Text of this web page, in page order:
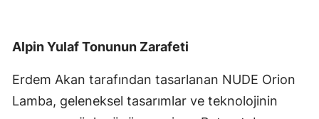
Alpin Yulaf Tonunun Zarafeti
Erdem Akan tarafından tasarlanan NUDE Orion
Lamba, geleneksel tasarımlar ve teknolojinin